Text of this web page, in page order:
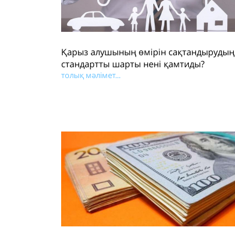
Қарыз алушының өмірін сақтандырудың
стандартты шарты нені қамтиды?
толық мәлімет...